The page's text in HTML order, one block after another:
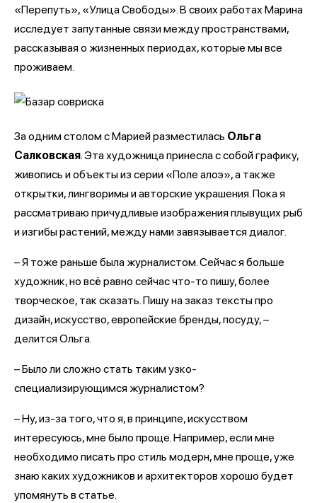
«Перепуть», «Улица Свободы». В своих работах Марина
исследует запутанные связи между пространствами,
рассказывая о жизненных периодах, которые мы все
проживаем.
За одним столом с Марией разместилась Ольга
Салковская. Эта художница принесла с собой графику,
живопись и объекты из серии «Поле алоэ», а также
открытки, лингворимы и авторские украшения. Пока я
рассматриваю причудливые изображения плывущих рыб
и изгибы растений, между нами завязывается диалог.
– Я тоже раньше была журналистом. Сейчас я больше
художник, но всё равно сейчас что-то пишу, более
творческое, так сказать. Пишу на заказ тексты про
дизайн, искусство, европейские бренды, посуду, –
делится Ольга.
– Было ли сложно стать таким узко-
специализирующимся журналистом?
– Ну, из-за того, что я, в принципе, искусством
интересуюсь, мне было проще. Например, если мне
необходимо писать про стиль модерн, мне проще, уже
знаю каких художников и архитекторов хорошо будет
упомянуть в статье.